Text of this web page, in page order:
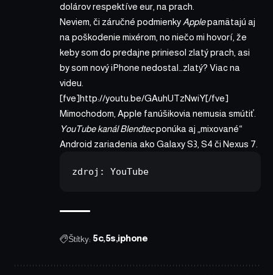
dolárov respektíve eur, na prach.
Neviem, či záručné podmienkyApplepamätajú aj
na poškodenie mixérom, no niečo mi hovorí, že
keby som do predajne priniesol zlatý prach, asi
by som nový iPhone nedostal…zlatý? Viac na
videu.
[fve]http://youtu.be/GAuhUTzNwiY[/fve]
Mimochodom, Apple fanúšikovia nemusia smútiť.
YouTube kanál Blendtecponúka aj „mixované“
Android zariadenia ako Galaxy S3, S4 či Nexus 7.
zdroj: YouTube
Štítky: 5c 5s iphone